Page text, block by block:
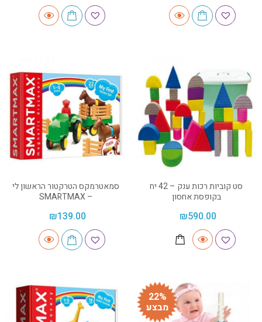
סט קוביות רכות ענק – 42 יח
בקופסת אחסון
₪590.00
סמאטרמקס הטרקטור הראשון לי
– SMARTMAX
₪139.00
22%
מבצע